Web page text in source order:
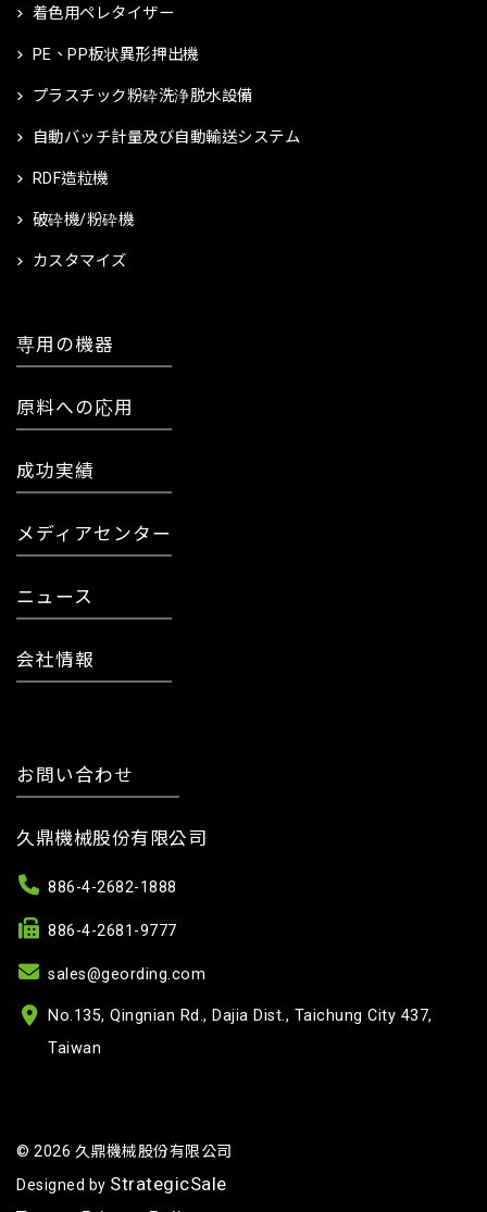
着色用ペレタイザー
PE、PP板状異形押出機
プラスチック粉砕洗浄脱水設備
自動バッチ計量及び自動輸送システム
RDF造粒機
破砕機/粉砕機
カスタマイズ
専用の機器
原料への応用
成功実績
メディアセンター
ニュース
会社情報
お問い合わせ
久鼎機械股份有限公司
886-4-2682-1888
886-4-2681-9777
sales@geording.com
No.135, Qingnian Rd., Dajia Dist., Taichung City 437,
Taiwan
© 2026 久鼎機械股份有限公司
Designed by StrategicSale